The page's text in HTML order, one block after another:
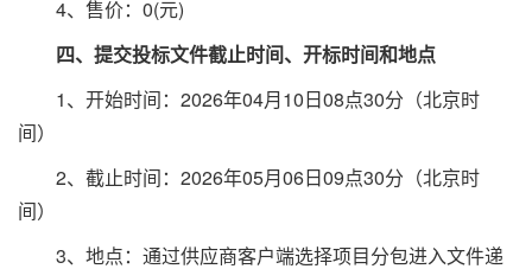
4、售价：0(元)
四、提交投标文件截止时间、开标时间和地点
1、开始时间：2026年04月10日08点30分（北京时
间）
2、截止时间：2026年05月06日09点30分（北京时
间）
3、地点：通过供应商客户端选择项目分包进入文件递